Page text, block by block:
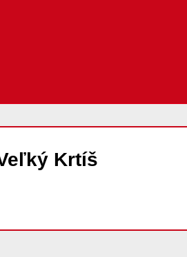
Krtíš